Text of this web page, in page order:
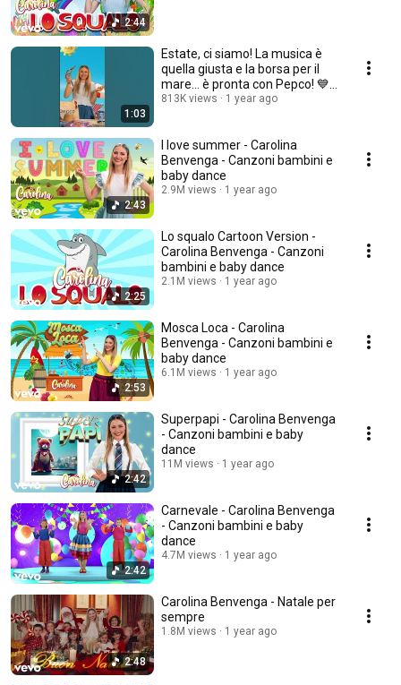
2:44
1:03
Estate, ci siamo! La musica è
quella giusta e la borsa per il
mare… è pronta con Pepco! 💙
#adv
813K views 1 year ago
2:43
I love summer - Carolina
Benvenga - Canzoni bambini e
baby dance
2.9M views 1 year ago
2:25
Lo squalo Cartoon Version -
Carolina Benvenga - Canzoni
bambini e baby dance
2.1M views 1 year ago
2:53
Mosca Loca - Carolina
Benvenga - Canzoni bambini e
baby dance
6.1M views 1 year ago
2:42
Superpapi - Carolina Benvenga
- Canzoni bambini e baby
dance
11M views 1 year ago
2:42
Carnevale - Carolina Benvenga
- Canzoni bambini e baby
dance
4.7M views 1 year ago
2:48
Carolina Benvenga - Natale per
sempre
1.8M views 1 year ago